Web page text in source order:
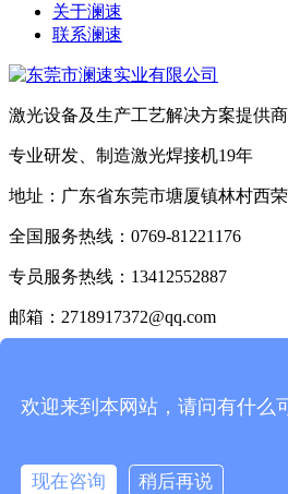
关于澜速
联系澜速
激光设备及生产工艺解决方案提供商
专业研发、制造激光焊接机19年
地址：广东省东莞市塘厦镇林村西
全国服务热线：0769-81221176
专员服务热线：13412552887
邮箱：2718917372@qq.com
【免责声明】网站内容部分来自网
站管理员.本网站将立即给予删除【
ICP备案号： 粤ICP备17115279号
欢迎来到本网站，请问有什么
现在咨询
稍后再说